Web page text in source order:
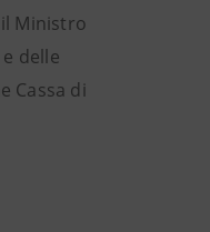
Ministro
delle
Cassa di